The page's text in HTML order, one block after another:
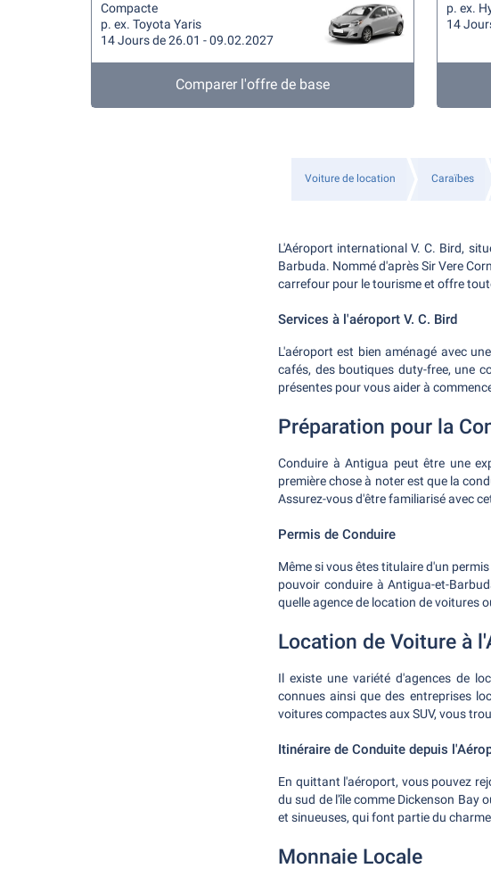
Compacte
p. ex. Toyota Yaris
14 Jours de 26.01 - 09.02.2027
Comparer l'offre de base
p. ex.
14
Voiture de location Caraïbes
L'Aéroport international V. C. Bird,
Barbuda. Nommé d'après Sir Vere
carrefour pour le tourisme et offre
Services à l'aéroport V. C. Bird
L'aéroport est bien aménagé avec
cafés, des boutiques duty-free, une
présentes pour vous aider à
Préparation pour la
Conduire à Antigua peut être une
première chose à noter est que la
Assurez-vous d'être familiarisé avec
Permis de Conduire
Même si vous êtes titulaire d'un
pouvoir conduire à Antigua-et-
quelle agence de location de voitures
Location de Voiture à
Il existe une variété d'agences de
connues ainsi que des entreprises
voitures compactes aux SUV, vous
Itinéraire de Conduite depuis
En quittant l'aéroport, vous pouvez
du sud de l'île comme Dickenson Bay
et sinueuses, qui font partie du charme
Monnaie Locale